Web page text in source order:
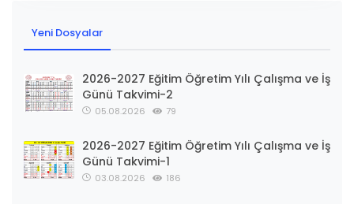
Yeni Dosyalar
2026-2027 Eğitim Öğretim Yılı Çalışma ve İş
Günü Takvimi-2
05.08.2026 79
2026-2027 Eğitim Öğretim Yılı Çalışma ve İş
Günü Takvimi-1
03.08.2026 186